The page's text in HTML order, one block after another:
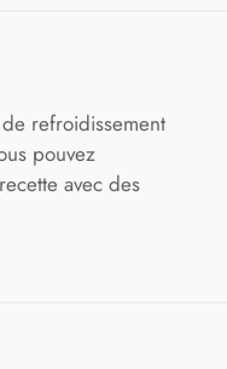
refroidissement
pouvez
avec des